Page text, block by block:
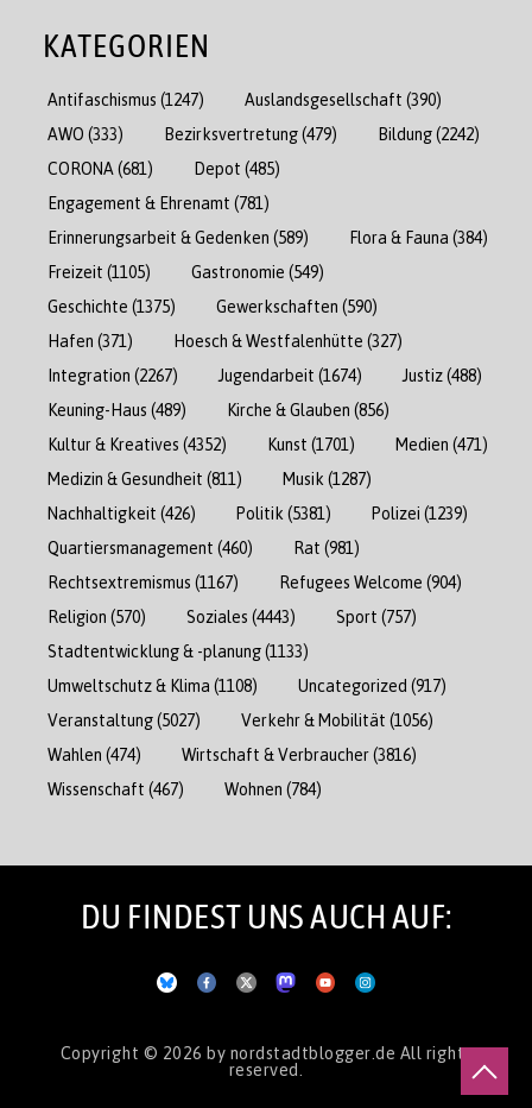
KATEGORIEN
Antifaschismus (1247) Auslandsgesellschaft (390)
AWO (333) Bezirksvertretung(479) Bildung(2242)
CORONA (681) Depot (485)
Engagement & Ehrenamt (781)
Erinnerungsarbeit & Gedenken (589) Flora & Fauna (384)
Freizeit (1105) Gastronomie (549)
Geschichte (1375) Gewerkschaften (590)
Hafen (371) Hoesch & Westfalenhütte (327)
Integration (2267) Jugendarbeit (1674) Justiz(488)
Keuning-Haus (489) Kirche & Glauben (856)
Kultur & Kreatives (4352) Kunst (1701) Medien (471)
Medizin & Gesundheit (811) Musik (1287)
Nachhaltigkeit (426) Politik (5381) Polizei (1239)
Quartiersmanagement (460) Rat (981)
Rechtsextremismus (1167) Refugees Welcome (904)
Religion (570) Soziales (4443) Sport (757)
Stadtentwicklung & -planung(1133)
Umweltschutz & Klima (1108) Uncategorized (917)
Veranstaltung(5027) Verkehr & Mobilität (1056)
Wahlen (474) Wirtschaft & Verbraucher(3816)
Wissenschaft (467) Wohnen (784)
DU FINDEST UNS AUCH AUF:
Copyright © 2026 by nordstadtblogger.de All rights
reserved.